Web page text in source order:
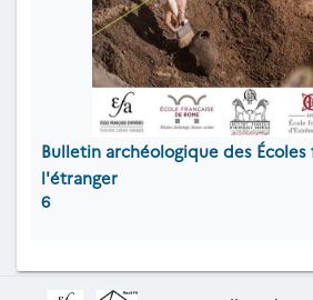
Bulletin archéologique des Écoles
l'étranger
6